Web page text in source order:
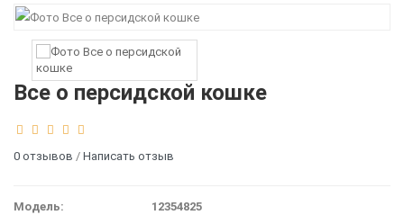
Все о персидской кошке
0 отзывов / Написать отзыв
Модель:
12354825